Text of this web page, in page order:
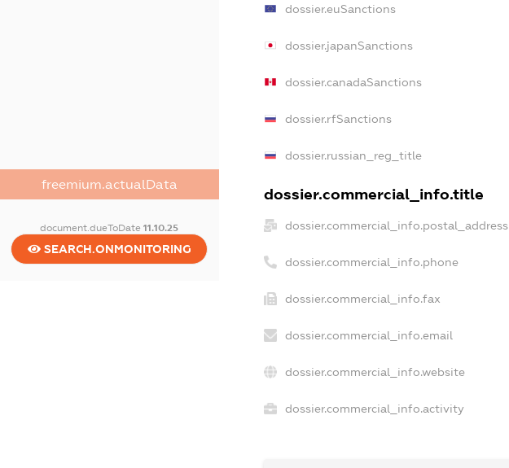
freemium.actualData
document.dueToDate11.10.25
SEARCH.ONMONITORING
dossier.euSanctions
dossier.japanSanctions
dossier.canadaSanctions
dossier.rfSanctions
dossier.russian_reg_title
dossier.commercial_info.title
dossier.commercial_info.postal_address
dossier.commercial_info.phone
dossier.commercial_info.fax
dossier.commercial_info.email
dossier.commercial_info.website
dossier.commercial_info.activity